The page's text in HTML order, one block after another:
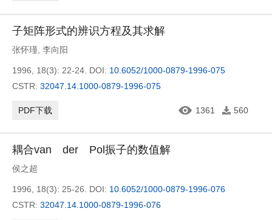
子矩阵形式的辨识方程及其求解
张怀瑾 李向阳
1996, 18(3): 22-24. DOI: 10.6052/1000-0879-1996-075
CSTR: 32047.14.1000-0879-1996-075
PDF下载 1361 560
耦合van der Pol振子的数值解
侯之超
1996, 18(3): 25-26. DOI: 10.6052/1000-0879-1996-076
CSTR: 32047.14.1000-0879-1996-076